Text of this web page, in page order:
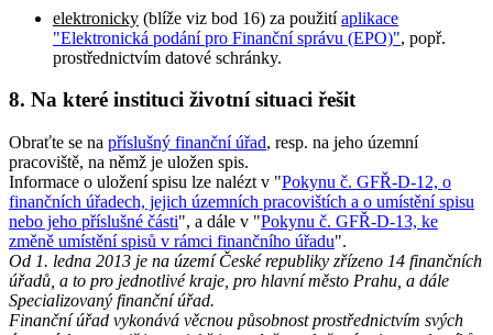
elektronicky (blíže viz bod 16) za použitíaplikace
"Elektronická podání pro Finanční správu (EPO)", popř.
prostřednictvím datové schránky.
8. Na které instituci životní situaci řešit
Obraťte se na příslušný finanční úřad, resp. na jeho územní
pracoviště, na němž je uložen spis.
Informace o uložení spisu lze nalézt v "Pokynu č. GFŘ-D-12, o
finančních úřadech, jejich územních pracovištích a o umístění spisu
nebo jeho příslušné části", a dále v "Pokynu č. GFŘ-D-13, ke
změně umístění spisů v rámci finančního úřadu".
Od 1. ledna 2013 je na území České republiky zřízeno 14 finančních
úřadů, a to pro jednotlivé kraje, pro hlavní město Prahu, a dále
Specializovaný finanční úřad.
Finanční úřad vykonává věcnou působnost prostřednictvím svých